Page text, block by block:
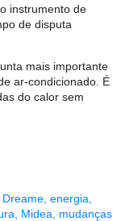
instrumento de
de disputa
mais importante
ar-condicionado. É
do calor sem
Dreame energia
Midea
mudanças